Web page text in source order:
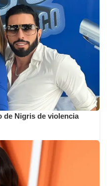
de Nigris de violencia